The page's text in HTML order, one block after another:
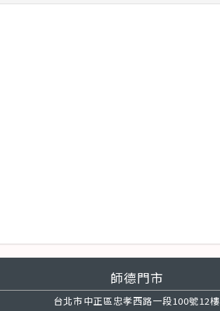
師德門市
台北市中正區忠孝西路一段100號12樓